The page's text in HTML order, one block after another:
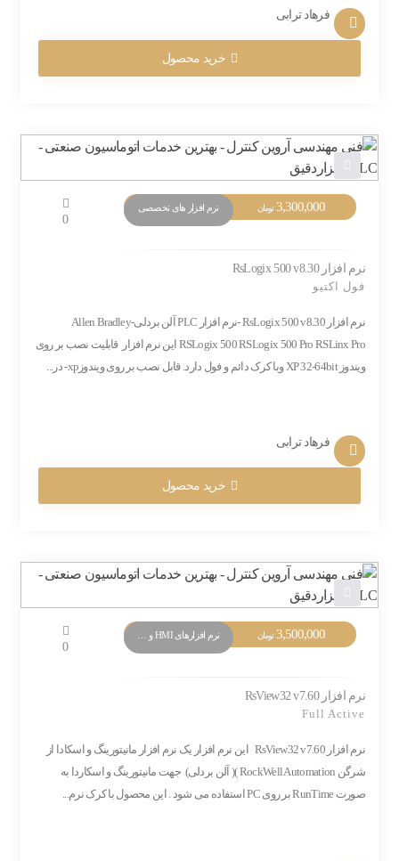
فرهاد ترابی
خرید محصول
3,300,000 تومان نرم افزار های تخصصی
0
نرم افزار RsLogix 500 v8.30
فول اکتیو
نرم افزار RsLogix 500 v8.30 -نرم افزار PLC آلن بردلی-Allen Bradley
RSLogix 500 RSLogix 500 Pro RSLinx Pro این نرم افزار قابلیت نصب بر روی
ویندوز XP 32-64bit وبا کرک دائم و فول دارد. قابل نصب بر روی ویندوزxp- در...
فرهاد ترابی
خرید محصول
3,500,000 تومان
0
نرم افزار RsView32 v7.60
Full Active
نرم افزار RsView32 v7.60 این نرم افزار یک نرم افزار مانیتورینگ و اسکادا از
شرگن RockWell Automation )( آلن بردلی) جهت مانیتورینگ و اسکاردا به
صورت RunTime بر روی PC استفاده می شود . این محصول با کرک نرم...